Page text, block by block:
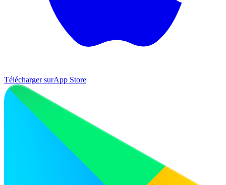
Télécharger surApp Store